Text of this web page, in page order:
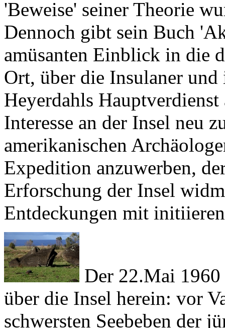
amüsanten Einblick in die
Ort, über die Insulaner
Heyerdahls
Interesse an der Insel neu
amerikanischen
Expedition anzuwerben,
Erforschung der Insel
Entdeckungen mit
über die Insel herein: vor
schwersten Seebeben der
und schickt einen riesigen